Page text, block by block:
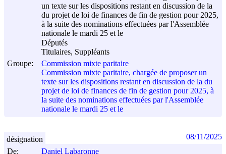
un texte sur les dispositions restant en discussion de la
du projet de loi de finances de fin de gestion pour 2025,
à la suite des nominations effectuées par l'Assemblée
nationale le mardi 25 et le
Députés
Titulaires, Suppléants
Groupe:
Commission mixte paritaire
Commission mixte paritaire, chargée de proposer un
texte sur les dispositions restant en discussion de la du
projet de loi de finances de fin de gestion pour 2025, à
la suite des nominations effectuées par l'Assemblée
nationale le mardi 25 et le
De:
Daniel Labaronne
désignation 08/11/2025